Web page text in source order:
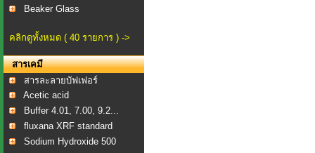
Beaker Glass
คลิกดูทั้งหมด ( 40 รายการ ) ->
สารเคมี
สารละลายบัฟเฟอร์
Acetic acid
Buffer 4.01, 7.00, 9.2...
fluxana XRF standard
Sodium Hydroxide 500